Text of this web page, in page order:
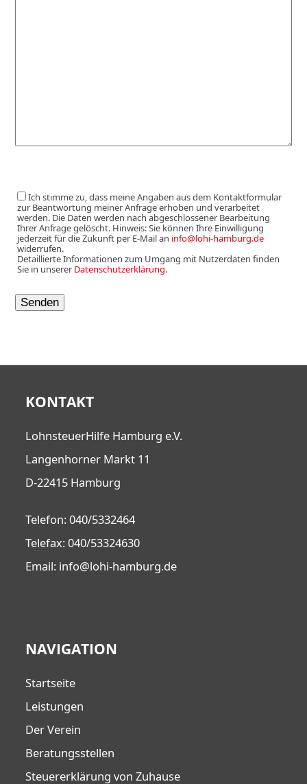
Ich stimme zu, dass meine Angaben aus dem Kontaktformular
zur Beantwortung meiner Anfrage erhoben und verarbeitet
werden. Die Daten werden nach abgeschlossener Bearbeitung
Ihrer Anfrage gelöscht. Hinweis: Sie können Ihre Einwilligung
jederzeit für die Zukunft per E-Mail an info@lohi-hamburg.de
widerrufen.
Detaillierte Informationen zum Umgang mit Nutzerdaten finden
Sie in unserer Datenschutzerklärung.
KONTAKT
LohnsteuerHilfe Hamburg e.V.
Langenhorner Markt 11
D-22415 Hamburg
Telefon: 040/5332464
Telefax: 040/53324630
Email: info@lohi-hamburg.de
NAVIGATION
Startseite
Leistungen
Der Verein
Beratungsstellen
Steuererklärung von Zuhause